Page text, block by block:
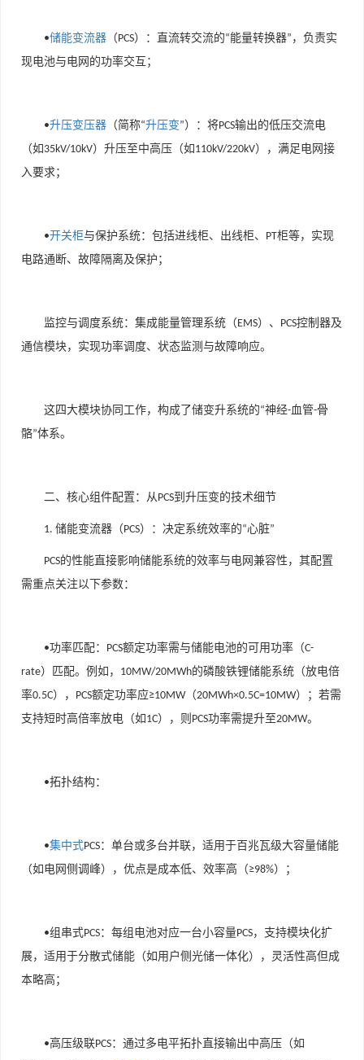
•储能变流器 （PCS） ：直流转交流的“能量转换器” ，负责实
现电池与电网的功率交互；
•升压变压器 （简称“升压变”） ：将PCS输出的低压交流电
（如 35kV/10kV）升压至中高压（如 110kV/220kV），满足电网接
入要求；
•开关柜与保护系统：包括进线柜、出线柜、 PT柜等，实现
电路通断、故障隔离及保护；
监控与调度系统：集成能量管理系统（EMS）、 PCS控制器及
通信模块，实现功率调度、状态监测与故障响应。
这四大模块协同工作，构成了储变升系统的“神经-血管-骨
骼”体系。
二、核心组件配置：从PCS到升压变的技术细节
1. 储能变流器（PCS）：决定系统效率的“心脏”
PCS的性能直接影响储能系统的效率与电网兼容性，其配置
需重点关注以下参数：
•功率匹配： PCS额定功率需与储能电池的可用功率（C-
rate）匹配。例如， 10MW/20MWh的磷酸铁锂储能系统（放电倍
率0.5C）， PCS额定功率应≥10MW（20MWh×0.5C=10MW）；若需
支持短时高倍率放电（如 1C），则 PCS功率需提升至20MW。
•拓扑结构：
•集中式PCS：单台或多台并联，适用于百兆瓦级大容量储能
（如电网侧调峰），优点是成本低、效率高（≥98%）；
•组串式PCS：每组电池对应一台小容量PCS，支持模块化扩
展，适用于分散式储能（如用户侧光储一体化），灵活性高但成
本略高；
•高压级联PCS：通过多电平拓扑直接输出中高压（如